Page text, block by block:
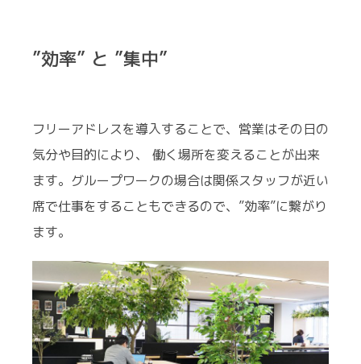
”効率” と ”集中”
フリーアドレスを導入することで、営業はその日の
気分や目的により、 働く場所を変えることが出来
ます。グループワークの場合は関係スタッフが近い
席で仕事をすることもできるので、”効率”に繋がり
ます。